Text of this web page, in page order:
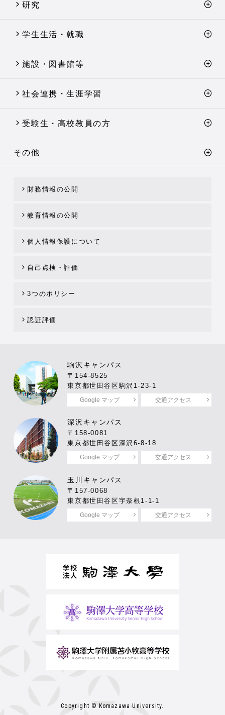
研究
学生生活・就職
施設・図書館等
社会連携・生涯学習
受験生・高校教員の方
その他
財務情報の公開
教育情報の公開
個人情報保護について
自己点検・評価
3つのポリシー
認証評価
駒沢キャンパス
〒154-8525
東京都世田谷区駒沢1-23-1
Google マップ 交通アクセス
深沢キャンパス
〒158-0081
東京都世田谷区深沢6-8-18
Google マップ 交通アクセス
玉川キャンパス
〒157-0068
東京都世田谷区宇奈根1-1-1
Google マップ 交通アクセス
Copyright © Komazawa University.